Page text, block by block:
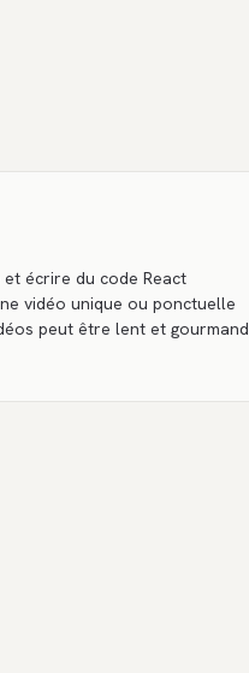
écrire du code React
vidéo unique ou ponctuelle
peut être lent et gourmand